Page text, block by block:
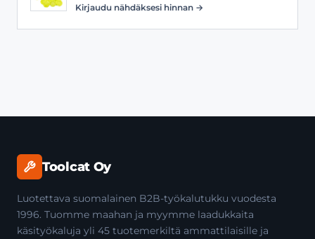
Kirjaudu nähdäksesi hinnan →
Toolcat Oy
Luotettava suomalainen B2B-työkalutukku vuodesta
1996. Tuomme maahan ja myymme laadukkaita
käsityökaluja yli 45 tuotemerkiltä ammattilaisille ja